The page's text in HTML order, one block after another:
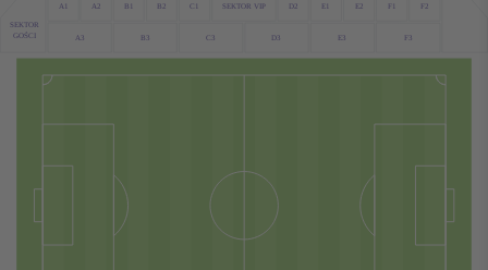
F3
F2
F1
E2
E1
D2
E3
D3
C3
B3
A3
A1 A2 B1 B2
C1
SEKTOR
GOŚCI
SEKTOR VIP